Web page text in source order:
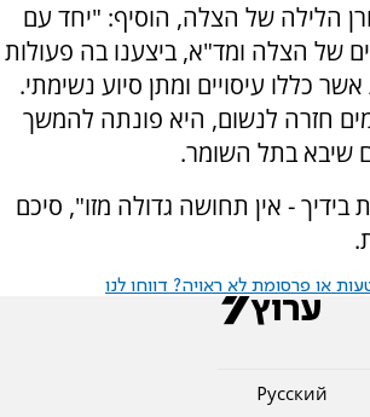
הלילה של הצלה, הוסיף: "יחד עם
של הצלה ומד"א, ביצענו בה פעולות
כללו עיסויים ומתן סיוע נשימתי.
חזרה לנשום, היא פונתה להמשך
שיבא בתל השומר.
- אין תחושה גדולה מזו", סיכם
או פרסומת לא ראויה? דווחו לנו
Pусский